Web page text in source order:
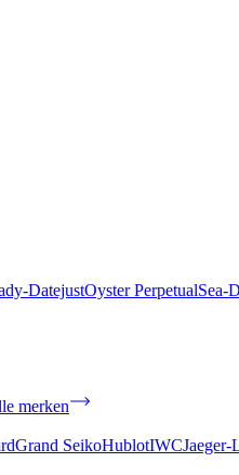
DatejustOyster PerpetualSea-
merken
Grand SeikoHublotIWCJaeger-